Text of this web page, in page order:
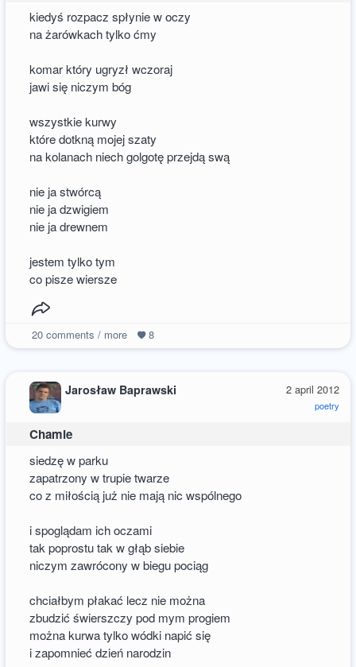
kiedyś rozpacz spłynie w oczy
na żarówkach tylko ćmy
komar który ugryzł wczoraj
jawi się niczym bóg
wszystkie kurwy
które dotkną mojej szaty
na kolanach niech golgotę przejdą swą
nie ja stwórcą
nie ja dzwigiem
nie ja drewnem
jestem tylko tym
co pisze wiersze
20comments / more 8
2 april 2012
poetry
Jarosław Baprawski
Chamie
siedzę w parku
zapatrzony w trupie twarze
co z miłością już nie mają nic wspólnego
i spoglądam ich oczami
tak poprostu tak w głąb siebie
niczym zawrócony w biegu pociąg
chciałbym płakać lecz nie można
zbudzić świerszczy pod mym progiem
można kurwa tylko wódki napić się
i zapomnieć dzień narodzin